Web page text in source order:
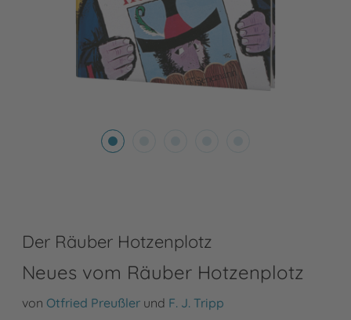
Der Räuber Hotzenplotz
Neues vom Räuber Hotzenplotz
von Otfried Preußler und F. J. Tripp